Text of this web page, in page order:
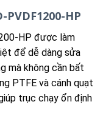
HP
HP được làm
để dễ dàng sửa
mà không cần bất
PTFE và cánh quạt
trục chạy ổn định